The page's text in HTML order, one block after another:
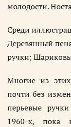
молодости.
Среди
Деревянный
ручки;
Многие из
почти без
перьевые
1960-х, пока